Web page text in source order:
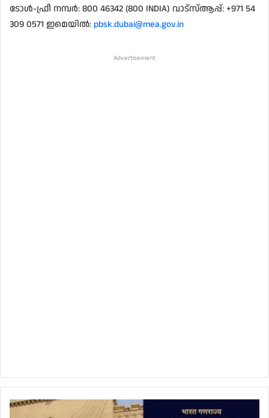
ടോൾ-ഫ്രീ നമ്പർ: 800 46342 (800 INDIA) വാട്‌സ്ആപ്പ്: +971 54
309 0571 ഇമെയിൽ: pbsk.dubai@mea.gov.in
Advertisement